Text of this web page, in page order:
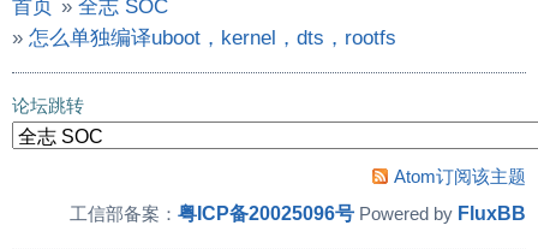
首页 » 全志 SOC
» 怎么单独编译uboot，kernel，dts，rootfs
论坛跳转
Atom订阅该主题
工信部备案： 粤ICP备20025096号 Powered by FluxBB